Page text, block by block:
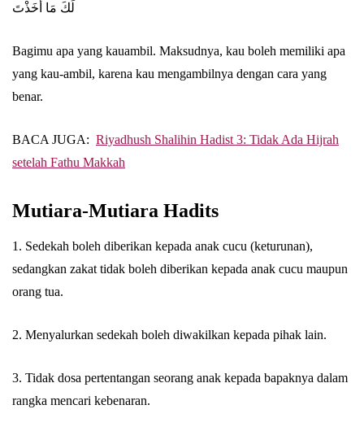
لَكَ مَا أَخَذْتَ
Bagimu apa yang kauambil. Maksudnya, kau boleh memiliki apa
yang kau-ambil, karena kau mengambilnya dengan cara yang
benar.
BACA JUGA: Riyadhush Shalihin Hadist 3: Tidak Ada Hijrah
setelah Fathu Makkah
Mutiara-Mutiara Hadits
1. Sedekah boleh diberikan kepada anak cucu (keturunan),
sedangkan zakat tidak boleh diberikan kepada anak cucu maupun
orang tua.
2. Menyalurkan sedekah boleh diwakilkan kepada pihak lain.
3. Tidak dosa pertentangan seorang anak kepada bapaknya dalam
rangka mencari kebenaran.